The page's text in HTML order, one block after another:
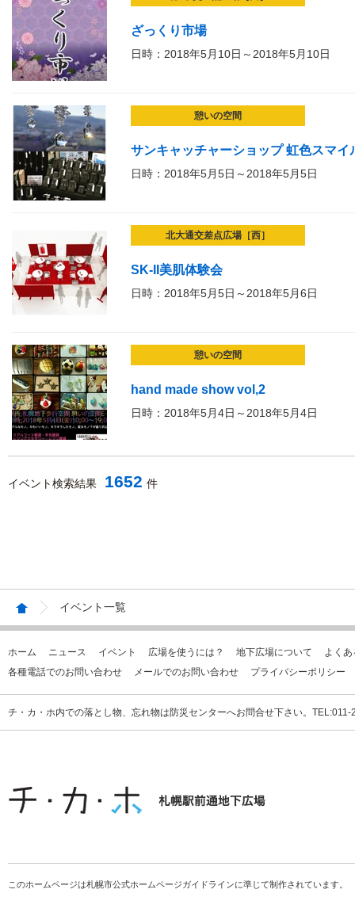
ざっくり市場
日時：2018年5月10日～2018年5月10日
憩いの空間
サンキャッチャーショップ 虹色スマ
日時：2018年5月5日～2018年5月5日
北大通交差点広場［西］
SK-II美肌体験会
日時：2018年5月5日～2018年5月6日
憩いの空間
hand made show vol,2
日時：2018年5月4日～2018年5月4日
イベント検索結果 1652 件
イベント一覧
ホーム ニュース イベント 広場を使うには？ 地下広場について
よく
各種電話でのお問い合わせ
メールでのお問い合わせ プライバシーポリシー
チ・カ・ホ内での落とし物、忘れ物は防災センターへお問合せ下さい。
このホームページは札幌市公式ホームページガイドラインに準じて制作されています。